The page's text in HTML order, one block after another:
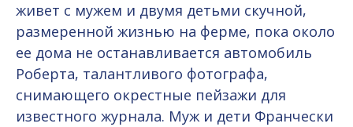
живет с мужем и двумя детьми скучной,
размеренной жизнью на ферме, пока около
ее дома не останавливается автомобиль
Роберта, талантливого фотографа,
снимающего окрестные пейзажи для
известного журнала. Муж и дети Франчески